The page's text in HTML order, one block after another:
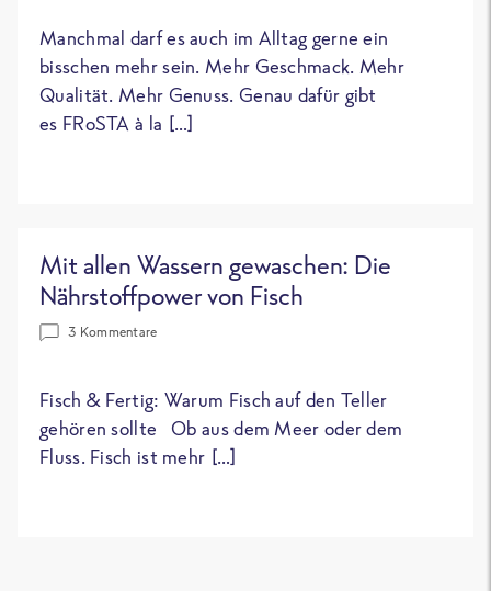
Manchmal darf es auch im Alltag gerne ein
bisschen mehr sein. Mehr Geschmack. Mehr
Qualität. Mehr Genuss. Genau dafür gibt
es FRoSTA à la […]
Mit allen Wassern gewaschen: Die
Nährstoffpower von Fisch
3 Kommentare
Fisch & Fertig: Warum Fisch auf den Teller
gehören sollte Ob aus dem Meer oder dem
Fluss. Fisch ist mehr […]